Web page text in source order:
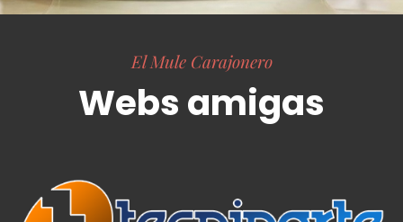
El Mule Carajonero
Webs amigas